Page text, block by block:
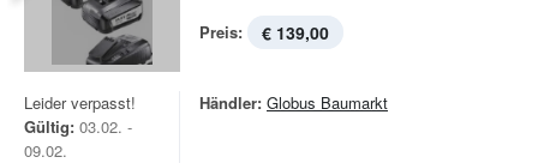
Preis: € 139,00
Leider verpasst!
Gültig: 03.02. -
09.02.
Händler: Globus Baumarkt